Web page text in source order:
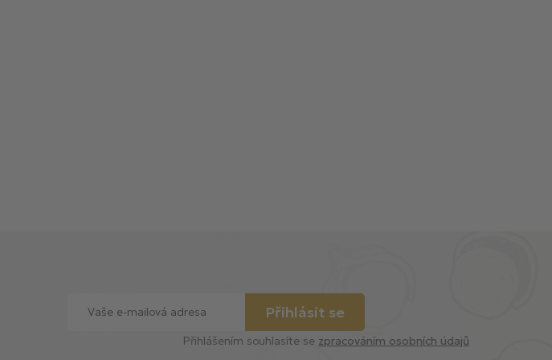
Přihlásit se
Přihlášením souhlasíte se zpracováním osobních údajů